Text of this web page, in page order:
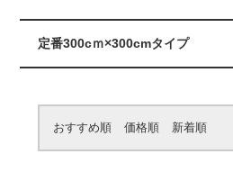
定番300cｍ×300cmタイプ
おすすめ順 価格順 新着順